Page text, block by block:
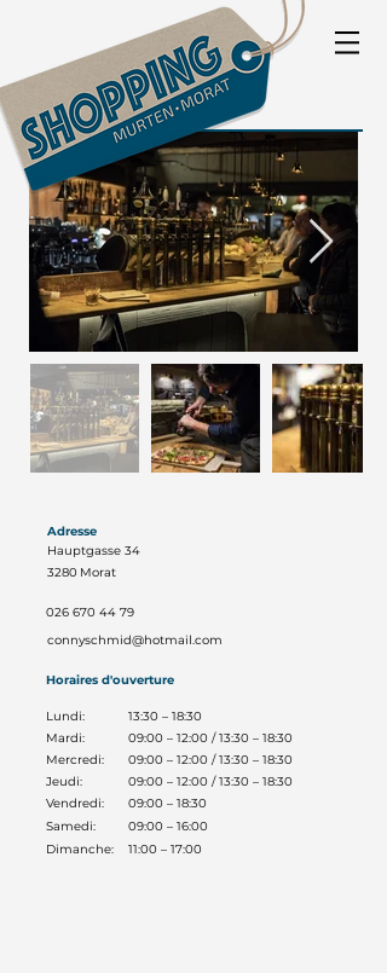
Adresse
Morat
3280
Hauptgasse 34
026 670 44 79
connyschmid@hotmail.com
Horaires d'ouverture
13:30 – 18:30
09:00 – 12:00 / 13:30 – 18:30
09:00 – 12:00 / 13:30 – 18:30
09:00 – 12:00 / 13:30 – 18:30
09:00 – 18:30
09:00 – 16:00
11:00 – 17:00
Lundi:
Mardi:
Mercredi:
Jeudi:
Vendredi:
Samedi:
Dimanche: